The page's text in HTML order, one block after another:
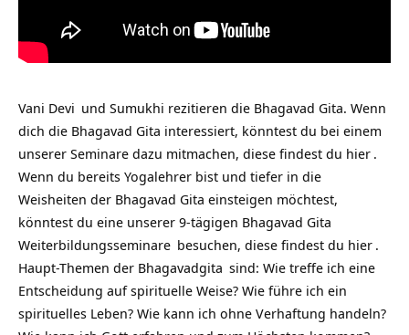
Vani Devi und Sumukhi rezitieren die Bhagavad Gita. Wenn
dich die Bhagavad Gita interessiert, könntest du bei einem
unserer Seminare dazu mitmachen, diese findest du hier .
Wenn du bereits Yogalehrer bist und tiefer in die
Weisheiten der Bhagavad Gita einsteigen möchtest,
könntest du eine unserer 9-tägigen Bhagavad Gita
Weiterbildungsseminare besuchen, diese findest du hier .
Haupt-Themen der Bhagavadgita sind: Wie treffe ich eine
Entscheidung auf spirituelle Weise? Wie führe ich ein
spirituelles Leben? Wie kann ich ohne Verhaftung handeln?